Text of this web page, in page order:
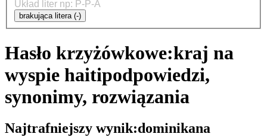
brakująca litera (-)
Hasło krzyżówkowe:kraj na
wyspie haitipodpowiedzi,
synonimy, rozwiązania
Najtrafniejszy wynik:dominikana